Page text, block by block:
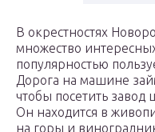
В окрестностях
множество
популярностью
Дорога на машине
чтобы посетить
Он находится в
на горы и